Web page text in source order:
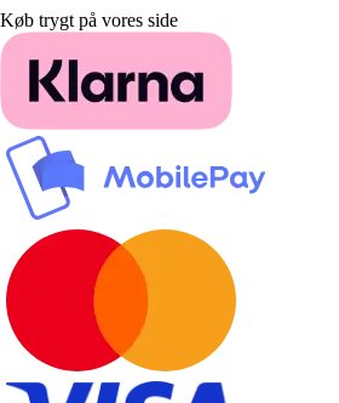
Køb trygt på vores side